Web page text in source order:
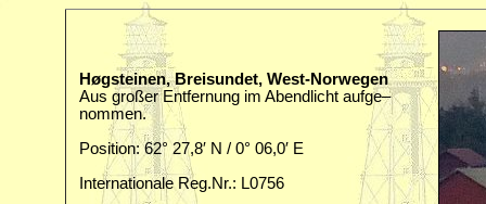
Høgsteinen, Breisundet, West-Norwegen
Aus großer Entfernung im Abendlicht aufge–
nommen.
Position: 62° 27,8′ N / 0° 06,0′ E
Internationale Reg.Nr.: L0756